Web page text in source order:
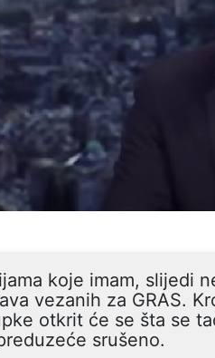
koje imam, slijedi
vezanih za GRAS.
otkrit će se šta se
srušeno.